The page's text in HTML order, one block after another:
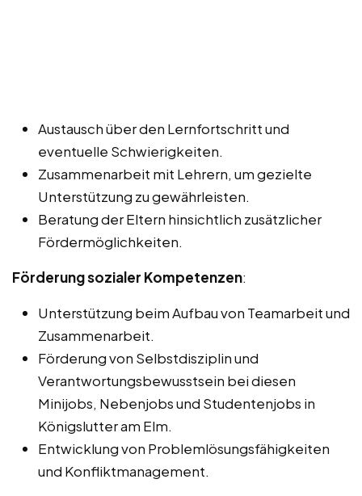
Austausch über den Lernfortschritt und
eventuelle Schwierigkeiten.
Zusammenarbeit mit Lehrern, um gezielte
Unterstützung zu gewährleisten.
Beratung der Eltern hinsichtlich zusätzlicher
Fördermöglichkeiten.
Förderung sozialer Kompetenzen:
Unterstützung beim Aufbau von Teamarbeit und
Zusammenarbeit.
Förderung von Selbstdisziplin und
Verantwortungsbewusstsein bei diesen
Minijobs, Nebenjobs und Studentenjobs in
Königslutter am Elm.
Entwicklung von Problemlösungsfähigkeiten
und Konfliktmanagement.